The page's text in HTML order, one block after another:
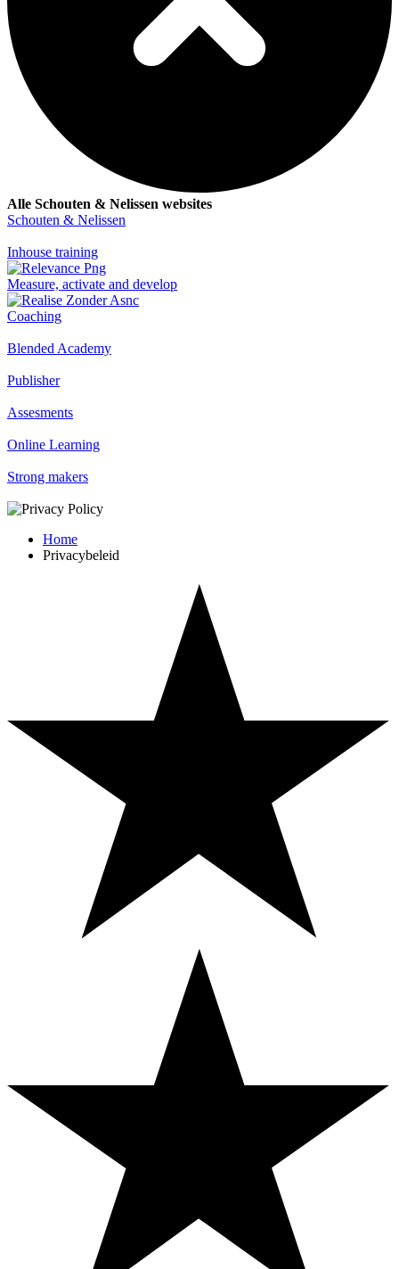
Alle Schouten & Nelissen websites
Schouten & Nelissen
Inhouse training
Measure, activate and develop
Coaching
Blended Academy
Publisher
Assesments
Online Learning
Strong makers
Home
Privacybeleid